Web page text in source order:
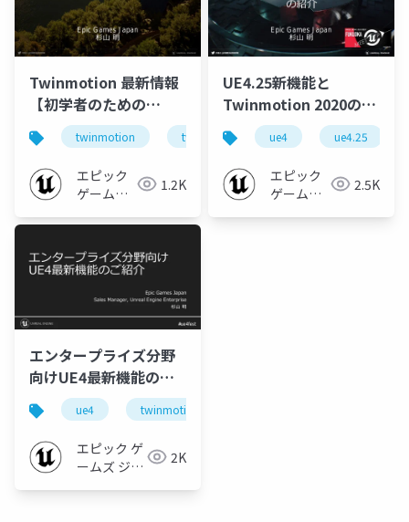
Twinmotion 最新情報
【初学者のための
Twinmotionオンライ
ンセミナー 2020】
twinmotion twinmotion2020
エピック
ゲームズ
1.2K
UE4.25新機能と
Twinmotion 2020の紹
介【Unreal Engine
Meetup Fukuoka
2020】
ue4 ue4.25
エピック
ゲームズ
2.5K
エンタープライズ分野
向けUE4最新機能のご
紹介【UNREAL FEST
EAST 2019】
ue4 twinmotion
エピック ゲ
ームズ ジャ
2K